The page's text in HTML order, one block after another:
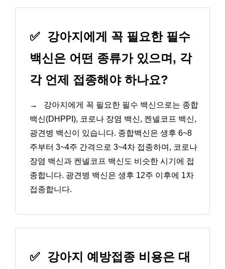
✅ 강아지에게 꼭 필요한 필수
백신은 어떤 종류가 있으며, 각
각 언제 접종해야 하나요?
→
강아지에게 꼭 필요한 필수 백신으로는 종합
백신(DHPPI), 코로나 장염 백신, 켄넬코프 백신,
광견병 백신이 있습니다. 종합백신은 생후 6~8
주부터 3~4주 간격으로 3~4차 접종하며, 코로나
장염 백신과 켄넬코프 백신도 비슷한 시기에 접
종합니다. 광견병 백신은 생후 12주 이후에 1차
접종합니다.
✅ 강아지 예방접종 비용은 대